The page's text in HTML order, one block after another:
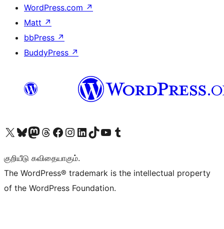
WordPress.com ↗
Matt ↗
bbPress ↗
BuddyPress ↗
Visit our X (formerly Twitter) account
Visit our Bluesky account
Visit our Mastodon account
Visit our Threads account
Visit our Facebook page
Visit our Instagram account
Visit our LinkedIn account
Visit our TikTok account
Visit our YouTube channel
Visit our Tumblr account
குறியீடு கவிதையாகும்.
The WordPress® trademark is the intellectual property
of the WordPress Foundation.